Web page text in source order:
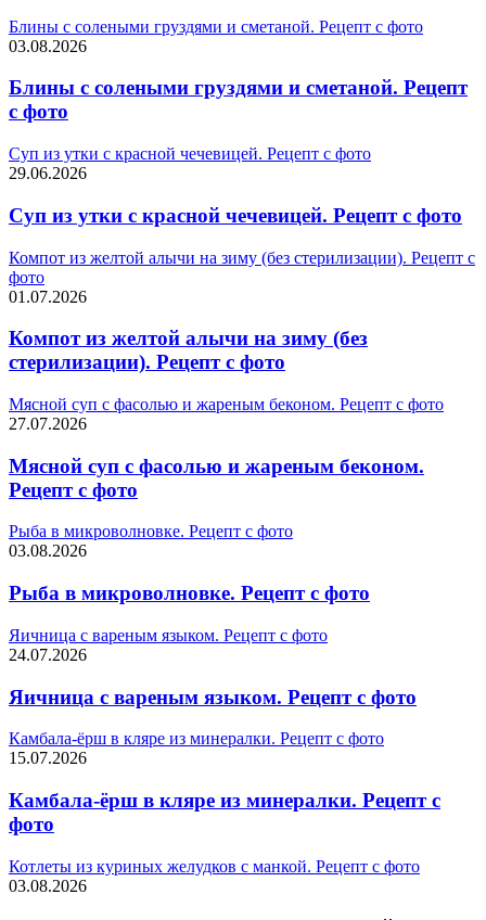
Блины с солеными груздями и сметаной. Рецепт с фото
03.08.2026
Блины с солеными груздями и сметаной. Рецепт
с фото
Суп из утки с красной чечевицей. Рецепт с фото
29.06.2026
Суп из утки с красной чечевицей. Рецепт с фото
Компот из желтой алычи на зиму (без стерилизации). Рецепт с
фото
01.07.2026
Компот из желтой алычи на зиму (без
стерилизации). Рецепт с фото
Мясной суп с фасолью и жареным беконом. Рецепт с фото
27.07.2026
Мясной суп с фасолью и жареным беконом.
Рецепт с фото
Рыба в микроволновке. Рецепт с фото
03.08.2026
Рыба в микроволновке. Рецепт с фото
Яичница с вареным языком. Рецепт с фото
24.07.2026
Яичница с вареным языком. Рецепт с фото
Камбала-ёрш в кляре из минералки. Рецепт с фото
15.07.2026
Камбала-ёрш в кляре из минералки. Рецепт с
фото
Котлеты из куриных желудков с манкой. Рецепт с фото
03.08.2026